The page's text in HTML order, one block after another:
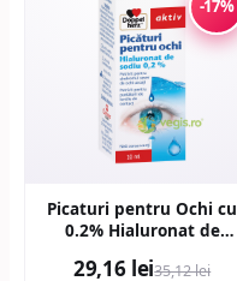
-17%
Picaturi pentru Ochi cu
0.2% Hialuronat de
29,16 lei35,12 lei